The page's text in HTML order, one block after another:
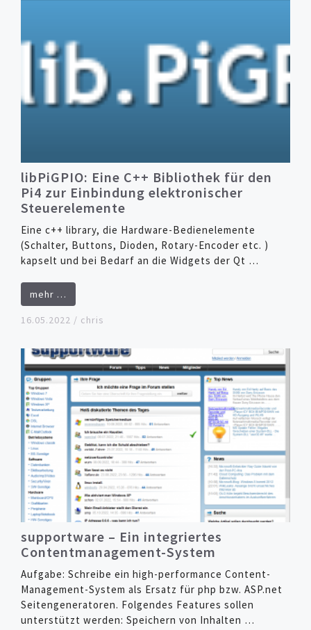
libPiGPIO: Eine C++ Bibliothek für den
Pi4 zur Einbindung elektronischer
Steuerelemente
Eine c++ library, die Hardware-Bedienelemente
(Schalter, Buttons, Dioden, Rotary-Encoder etc. )
kapselt und bei Bedarf an die Widgets der Qt …
mehr …
16.05.2022 / chris
supportware – Ein integriertes
Contentmanagement-System
Aufgabe: Schreibe ein high-performance Content-
Management-System als Ersatz für php bzw. ASP.net
Seitengeneratoren. Folgendes Features sollen
unterstützt werden: Speichern von Inhalten …